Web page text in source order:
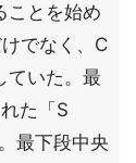
ことを始め
でなく、C
ていた。最
た「S
最下段中央